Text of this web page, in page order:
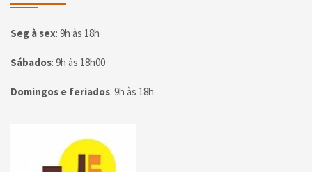
Seg à sex: 9h às 18h
Sábados: 9h às 18h00
Domingos e feriados: 9h às 18h
Página inicial